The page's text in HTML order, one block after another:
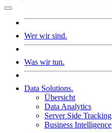
Wer wir sind.
Was wir tun.
Data Solutions.
Übersicht
Data Analytics
Server Side Tracking
Business Intelligence